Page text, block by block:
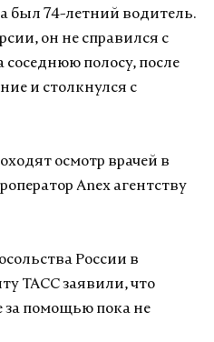
был 74-летний водитель.
он не справился с
полосу, после
и столкнулся с
осмотр врачей в
Anex агентству
России в
ТАСС заявили, что
за помощью пока не